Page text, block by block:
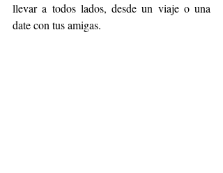
llevar a todos lados, desde un viaje o una
date con tus amigas.